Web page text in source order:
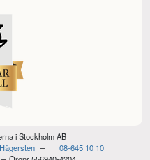
i Stockholm AB
08-645 10 10